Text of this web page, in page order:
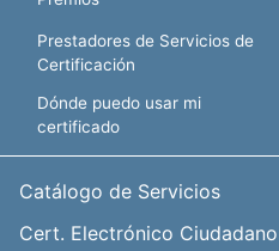
Prestadores de Servicios de
Certificación
Dónde puedo usar mi
certificado
Catálogo de Servicios
Cert. Electrónico Ciudadano